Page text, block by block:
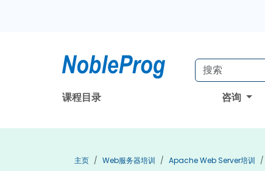
课程目录 咨询
主页 Web服务器培训 Apache Web Server培训